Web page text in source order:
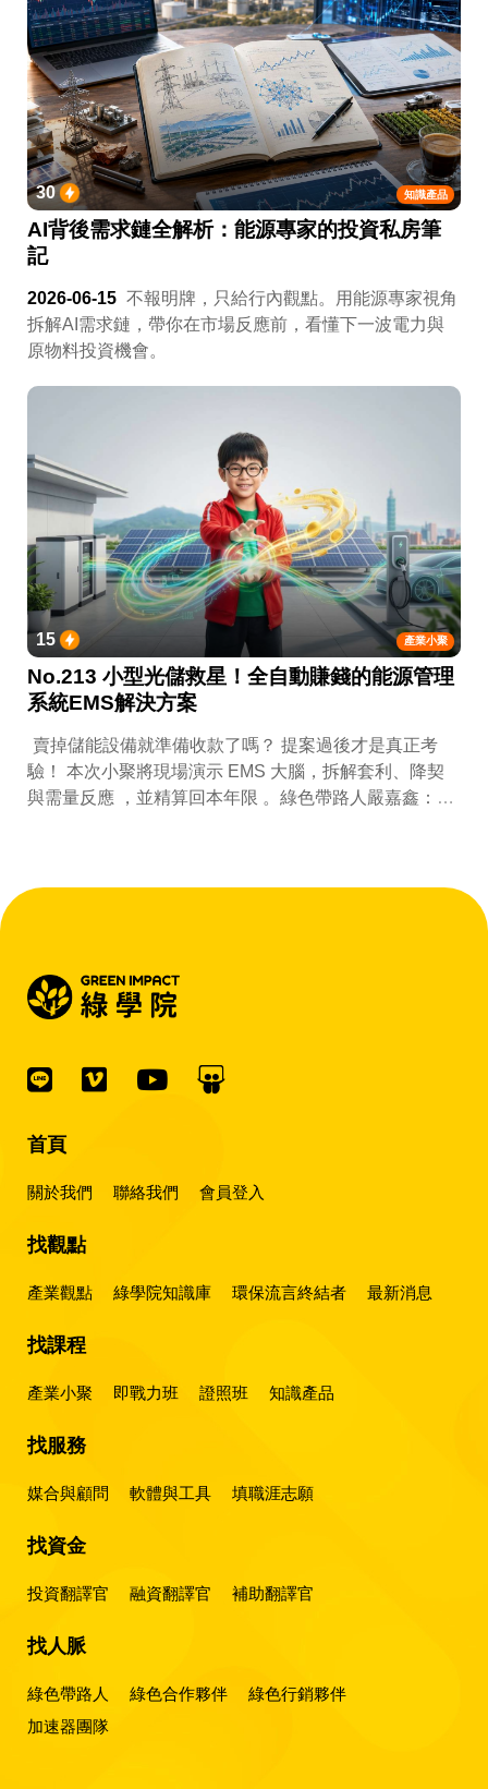
知識產品
30
AI背後需求鏈全解析：能源專家的投資私房筆
記
2026-06-15 不報明牌，只給行內觀點。用能源專家視角
拆解AI需求鏈，帶你在市場反應前，看懂下一波電力與
原物料投資機會。
產業小聚
15
No.213 小型光儲救星！全自動賺錢的能源管理
系統EMS解決方案
賣掉儲能設備就準備收款了嗎？ 提案過後才是真正考
驗！ 本次小聚將現場演示 EMS 大腦，拆解套利、降契
與需量反應 ，並精算回本年限 。綠色帶路人嚴嘉鑫：
首頁
關於我們 聯絡我們 會員登入
找觀點
產業觀點 綠學院知識庫 環保流言終結者 最新消息
找課程
產業小聚 即戰力班 證照班 知識產品
找服務
媒合與顧問 軟體與工具 填職涯志願
找資金
投資翻譯官 融資翻譯官 補助翻譯官
找人脈
綠色帶路人 綠色合作夥伴
綠色行銷夥伴
加速器團隊